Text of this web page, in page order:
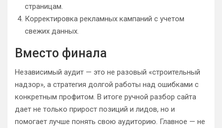
страницам.
Корректировка рекламных кампаний с учетом
свежих данных.
Вместо финала
Независимый аудит — это не разовый «строительный
надзор», а стратегия долгой работы над ошибками с
конкретным профитом. В итоге ручной разбор сайта
дает не только прирост позиций и лидов, но и
помогает лучше понять свою аудиторию. Главное — не